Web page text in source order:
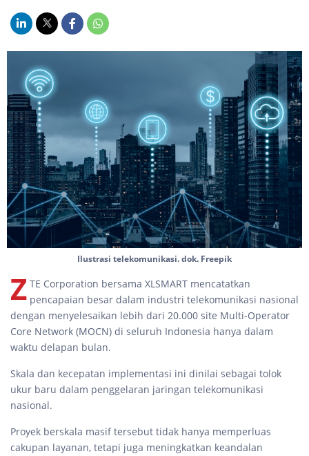
Ilustrasi telekomunikasi. dok. Freepik
Z TE Corporation bersama XLSMART mencatatkan
pencapaian besar dalam industri telekomunikasi nasional
dengan menyelesaikan lebih dari 20.000 site Multi-Operator
Core Network (MOCN) di seluruh Indonesia hanya dalam
waktu delapan bulan.
Skala dan kecepatan implementasi ini dinilai sebagai tolok
ukur baru dalam penggelaran jaringan telekomunikasi
nasional.
Proyek berskala masif tersebut tidak hanya memperluas
cakupan layanan, tetapi juga meningkatkan keandalan